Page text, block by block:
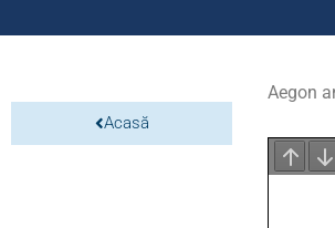
Acasă
Aegon